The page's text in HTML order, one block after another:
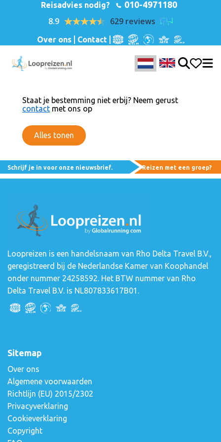
Reisadvies nodig? 010-4971180
8.9 629 reviews
Over ons Contact
Staat je bestemming niet erbij? Neem gerust
contact met ons op
Alles tonen
Schrijf je in voor onze nieuwsbrief. Reizen met een groep?
Loopreizen is een handelsnaam van Rho Delta Travel B.V.,
geregistreerd bij de Nederlandse Kamer van Koophandel
onder nummer 24258592. Het BTW nummer van Rho
Delta Travel B.V. is NL807833617B01.
Sitemap
Over ons
Algemene voorwaarden
Richtlijn (EU) 2015/2302
Privacyverklaring
Cookieverklaring
Copyright